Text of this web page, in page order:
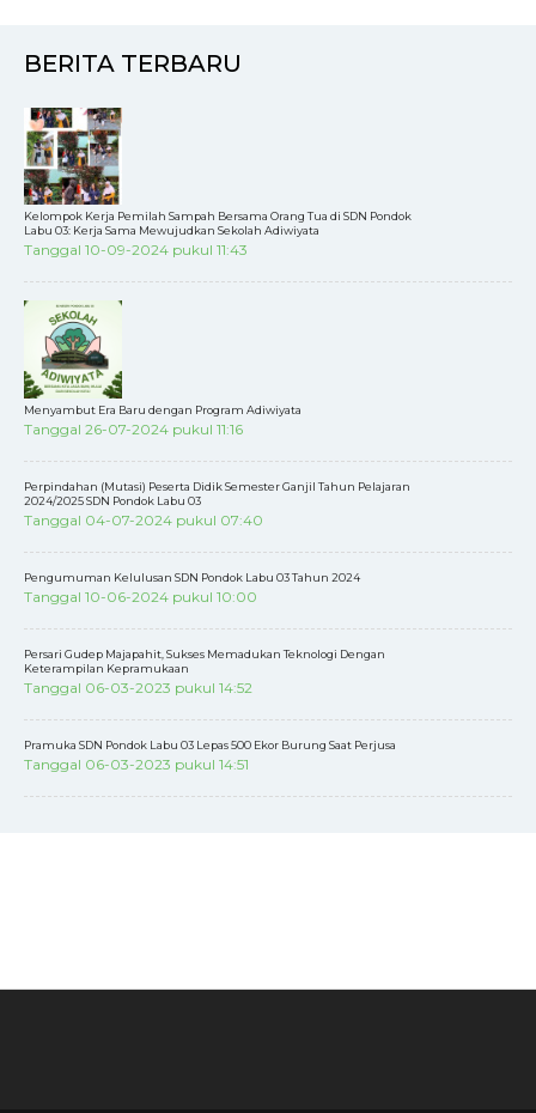
BERITA TERBARU
Kelompok Kerja Pemilah Sampah Bersama Orang Tua di SDN Pondok
Labu 03: Kerja Sama Mewujudkan Sekolah Adiwiyata
Tanggal 10-09-2024 pukul 11:43
Menyambut Era Baru dengan Program Adiwiyata
Tanggal 26-07-2024 pukul 11:16
Perpindahan (Mutasi) Peserta Didik Semester Ganjil Tahun Pelajaran
2024/2025 SDN Pondok Labu 03
Tanggal 04-07-2024 pukul 07:40
Pengumuman Kelulusan SDN Pondok Labu 03 Tahun 2024
Tanggal 10-06-2024 pukul 10:00
Persari Gudep Majapahit, Sukses Memadukan Teknologi Dengan
Keterampilan Kepramukaan
Tanggal 06-03-2023 pukul 14:52
Pramuka SDN Pondok Labu 03 Lepas 500 Ekor Burung Saat Perjusa
Tanggal 06-03-2023 pukul 14:51